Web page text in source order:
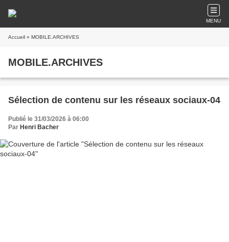
MENU
Accueil » MOBILE.ARCHIVES
MOBILE.ARCHIVES
Sélection de contenu sur les réseaux sociaux-04
Publié le 31/03/2026 à 06:00
Par Henri Bacher